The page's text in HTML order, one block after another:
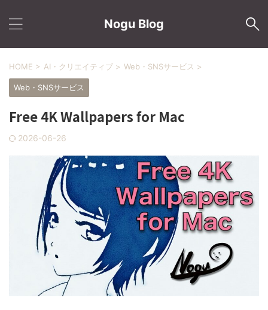
Nogu Blog
HOME > AI・クリエイティブ > Web・SNSサービス >
Web・SNSサービス
Free 4K Wallpapers for Mac
2026-06-26